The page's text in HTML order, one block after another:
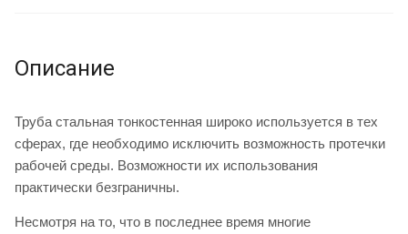
Описание
Труба стальная тонкостенная широко используется в тех
сферах, где необходимо исключить возможность протечки
рабочей среды. Возможности их использования
практически безграничны.
Несмотря на то, что в последнее время многие